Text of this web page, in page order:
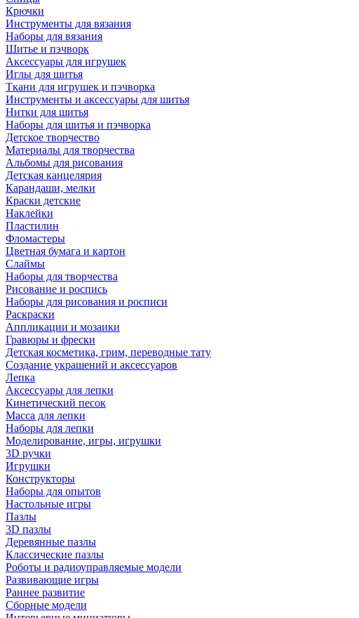
Крючки
Инструменты для вязания
Наборы для вязания
Шитье и пэчворк
Аксессуары для игрушек
Иглы для шитья
Ткани для игрушек и пэчворка
Инструменты и аксессуары для шитья
Нитки для шитья
Наборы для шитья и пэчворка
Детское творчество
Материалы для творчества
Альбомы для рисования
Детская канцелярия
Карандаши, мелки
Краски детские
Наклейки
Пластилин
Фломастеры
Цветная бумага и картон
Слаймы
Наборы для творчества
Рисование и роспись
Наборы для рисования и росписи
Раскраски
Аппликации и мозаики
Гравюры и фрески
Детская косметика, грим, переводные тату
Создание украшений и аксессуаров
Лепка
Аксессуары для лепки
Кинетический песок
Масса для лепки
Наборы для лепки
Моделирование, игры, игрушки
3D ручки
Игрушки
Конструкторы
Наборы для опытов
Настольные игры
Пазлы
3D пазлы
Деревянные пазлы
Классические пазлы
Роботы и радиоуправляемые модели
Развивающие игры
Раннее развитие
Сборные модели